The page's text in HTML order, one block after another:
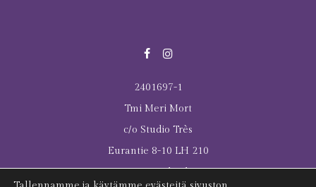
2401697-1
Tmi Meri Mort
c/o Studio Très
Eurantie 8-10 LH 210
00550 Helsinki